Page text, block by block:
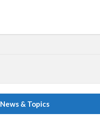
News & Topics